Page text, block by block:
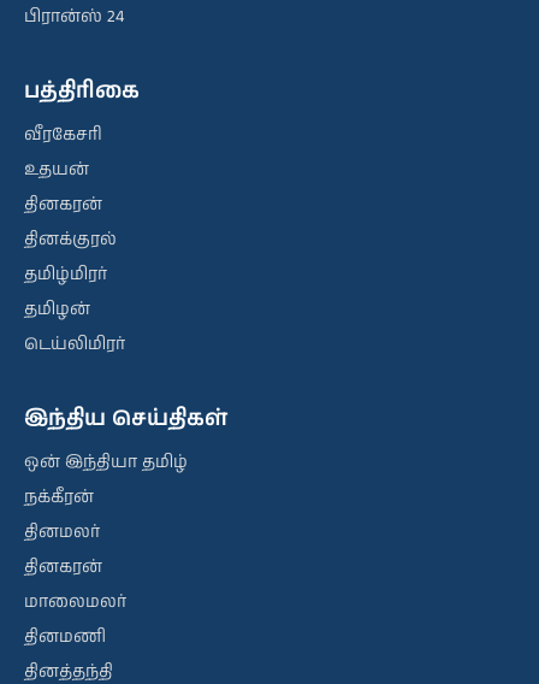
பிரான்ஸ் 24
பத்திரிகை
வீரகேசரி
உதயன்
தினகரன்
தினக்குரல்
தமிழ்மிரர்
தமிழன்
டெய்லிமிரர்
இந்திய செய்திகள்
ஒன் இந்தியா தமிழ்
நக்கீரன்
தினமலர்
தினகரன்
மாலைமலர்
தினமணி
தினத்தந்தி